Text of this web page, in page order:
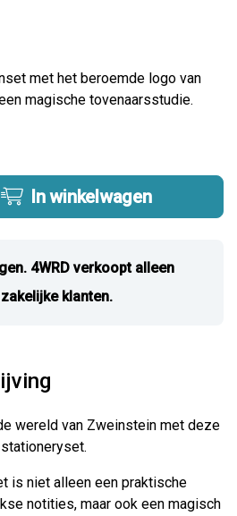
met het beroemde logo van
magische tovenaarsstudie.
In winkelwagen
4WRD verkoopt alleen
klanten.
wereld van Zweinstein met deze
is niet alleen een praktische
notities, maar ook een magisch